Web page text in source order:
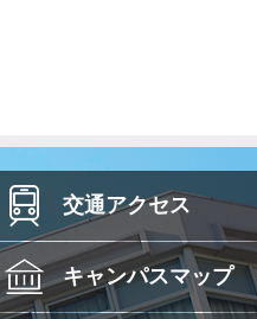
交通アクセス
キャンパスマップ